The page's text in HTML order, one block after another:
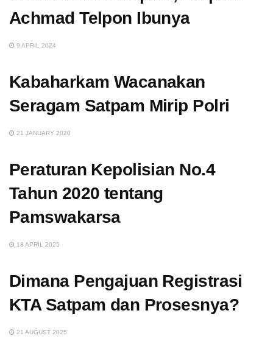
Achmad Telpon Ibunya
9 APRIL 2024
Kabaharkam Wacanakan
Seragam Satpam Mirip Polri
21 JANUARY 2020
Peraturan Kepolisian No.4
Tahun 2020 tentang
Pamswakarsa
18 APRIL 2025
Dimana Pengajuan Registrasi
KTA Satpam dan Prosesnya?
21 AUGUST 2025